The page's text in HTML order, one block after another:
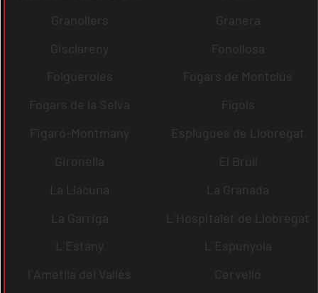
Granollers
Granera
Gisclareny
Fonollosa
Folgueroles
Fogars de Montclús
Fogars de la Selva
Fígols
Figaró-Montmany
Esplugues de Llobregat
Gironella
El Brull
La Llacuna
La Granada
La Garriga
L´Hospitalet de Llobregat
L´Estany
L´Espunyola
l´Ametlla del Vallès
Cervelló